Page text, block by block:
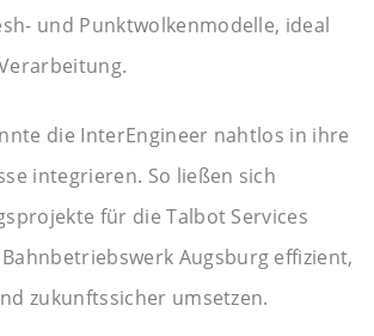
und Punktwolkenmodelle, ideal
die InterEngineer nahtlos in ihre
integrieren. So ließen sich
für die Talbot Services
Augsburg effizient,
zukunftssicher umsetzen.